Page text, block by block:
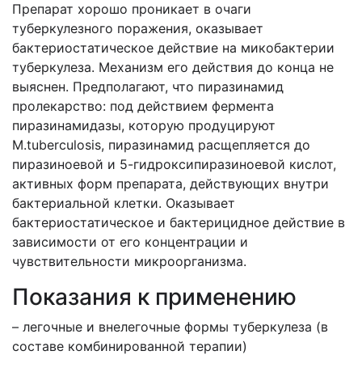
Препарат хорошо проникает в очаги
туберкулезного поражения, оказывает
бактериостатическое действие на микобактерии
туберкулеза. Механизм его действия до конца не
выяснен. Предполагают, что пиразинамид
пролекарство: под действием фермента
пиразинамидазы, которую продуцируют
M.tuberculosis, пиразинамид расщепляется до
пиразиноевой и 5-гидроксипиразиноевой кислот,
активных форм препарата, действующих внутри
бактериальной клетки. Оказывает
бактериостатическое и бактерицидное действие в
зависимости от его концентрации и
чувствительности микроорганизма.
Показания к применению
– легочные и внелегочные формы туберкулеза (в
составе комбинированной терапии)